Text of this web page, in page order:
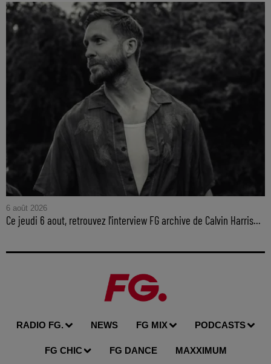
6 août 2026
Ce jeudi 6 aout, retrouvez l'interview FG archive de Calvin Harris...
RADIO FG. NEWS FG MIX PODCASTS
FG CHIC FG DANCE MAXXIMUM